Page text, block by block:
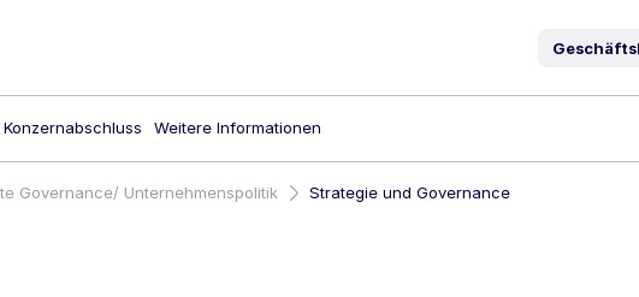
Konzernabschluss Weitere Informationen
Governance/ Unternehmenspolitik Strategie und Governance